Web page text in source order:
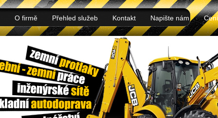
O firmě Přehled služeb Kontakt Napište nám